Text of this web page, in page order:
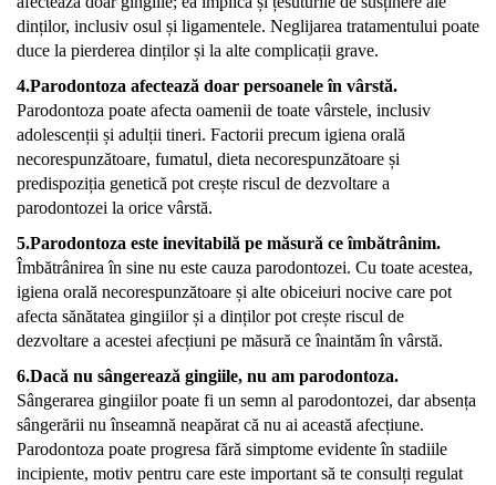
dinților, inclusiv osul și ligamentele. Neglijarea tratamentului poate
duce la pierderea dinților și la alte complicații grave.
4.Parodontoza afectează doar persoanele în vârstă.
Parodontoza poate afecta oamenii de toate vârstele, inclusiv
adolescenții și adulții tineri. Factorii precum igiena orală
necorespunzătoare, fumatul, dieta necorespunzătoare și
predispoziția genetică pot crește riscul de dezvoltare a
parodontozei la orice vârstă.
5.Parodontoza este inevitabilă pe măsură ce îmbătrânim.
Îmbătrânirea în sine nu este cauza parodontozei. Cu toate acestea,
igiena orală necorespunzătoare și alte obiceiuri nocive care pot
afecta sănătatea gingiilor și a dinților pot crește riscul de
dezvoltare a acestei afecțiuni pe măsură ce înaintăm în vârstă.
6.Dacă nu sângerează gingiile, nu am parodontoza.
Sângerarea gingiilor poate fi un semn al parodontozei, dar absența
sângerării nu înseamnă neapărat că nu ai această afecțiune.
Parodontoza poate progresa fără simptome evidente în stadiile
incipiente, motiv pentru care este important să te consulți regulat